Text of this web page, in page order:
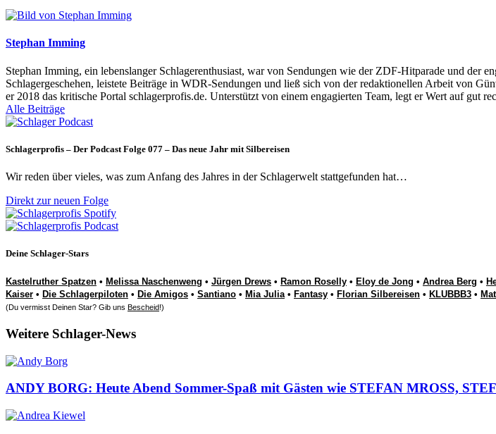
Stephan Imming
Stephan Imming, ein lebenslanger Schlagerenthusiast, war von Sendungen wie der ZDF-Hitparade und der
Schlagergeschehen, leistete Beiträge in WDR-Sendungen und ließ sich von der redaktionellen Arbeit von
er 2018 das kritische Portal schlagerprofis.de. Unterstützt von einem engagierten Team, legt er Wert auf gut
Alle Beiträge
Schlagerprofis – Der Podcast Folge 077 – Das neue Jahr mit Silbereisen
Wir reden über vieles, was zum Anfang des Jahres in der Schlagerwelt stattgefunden hat…
Direkt zur neuen Folge
Deine Schlager-Stars
Kastelruther Spatzen • Melissa Naschenweng • Jürgen Drews • Ramon Roselly • Eloy de Jong • Andrea Berg •
Kaiser • Die Schlagerpiloten • Die Amigos • Santiano • Mia Julia• Fantasy • Florian Silbereisen • KLUBBB3 •
(Du vermisst Deinen Star? Gib uns Bescheid!)
Weitere Schlager-News
ANDY BORG: Heute Abend Sommer-Spaß mit Gästen wie STEFAN MROSS,